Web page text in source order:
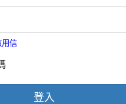
用信
登入